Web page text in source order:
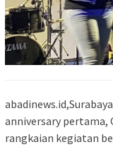
anniversary pertama,
rangkaian kegiatan